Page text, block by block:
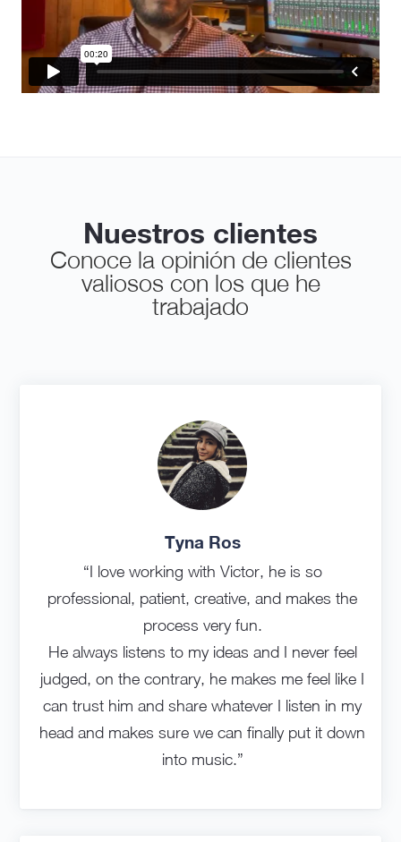
Nuestros clientes
Conoce la opinión de clientes
valiosos con los que he
trabajado
Tyna Ros
“I love working with Victor, he is so
professional, patient, creative, and makes the
process very fun.
He always listens to my ideas and I never feel
judged, on the contrary, he makes me feel like I
can trust him and share whatever I listen in my
head and makes sure we can finally put it down
into music.”